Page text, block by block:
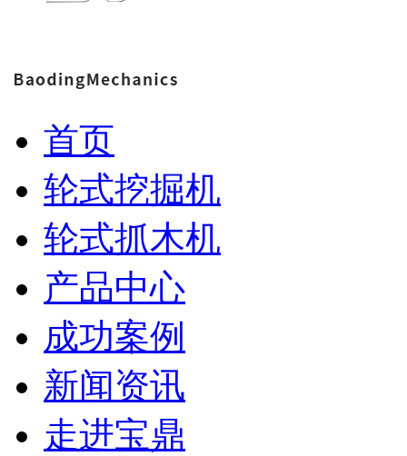
首页
轮式挖掘机
轮式抓木机
产品中心
成功案例
新闻资讯
走进宝鼎